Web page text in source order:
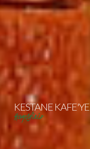
Hosgeldiniz
KESTANE KAFE'YE